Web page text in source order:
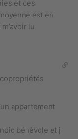
et des
est en
lu
appartement
bénévole et j